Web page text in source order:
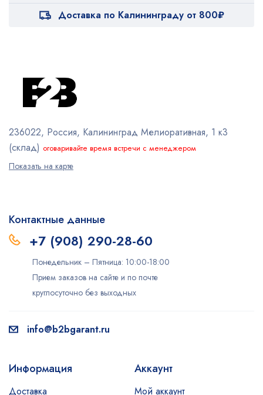
Доставка по Калининграду от 800₽
236022, Россия, Калининград Мелиоративная, 1 к3
(склад) оговаривайте время встречи с менеджером
Показать на карте
Контактные данные
+7 (908) 290-28-60
Понедельник – Пятница: 10:00-18:00
Прием заказов на сайте и по почте
круглосуточно без выходных
info@b2bgarant.ru
Информация
Доставка
Аккаунт
Мой аккаунт